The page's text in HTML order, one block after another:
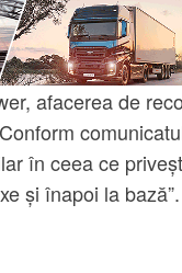
afacerea de
în ceea ce
și înapoi la bază”.